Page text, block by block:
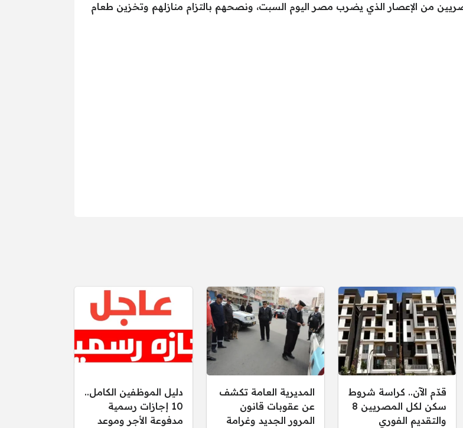
من الإعصار الذي يضرب مصر اليوم السبت، ونصحهم بالتزام منازلهم وتخزين طعام
قدّم الآن.. كراسة شروط
سكن لكل المصريين 8
والتقديم الفوري
المديرية العامة تكشف
عن عقوبات قانون
المرور الجديد وغرامة
دليل الموظفين الكامل..
10 إجازات رسمية
مدفوعة الأجر وموعد